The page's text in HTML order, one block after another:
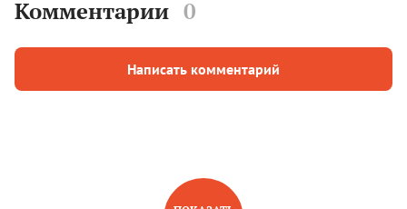
Комментарии 0
Написать комментарий